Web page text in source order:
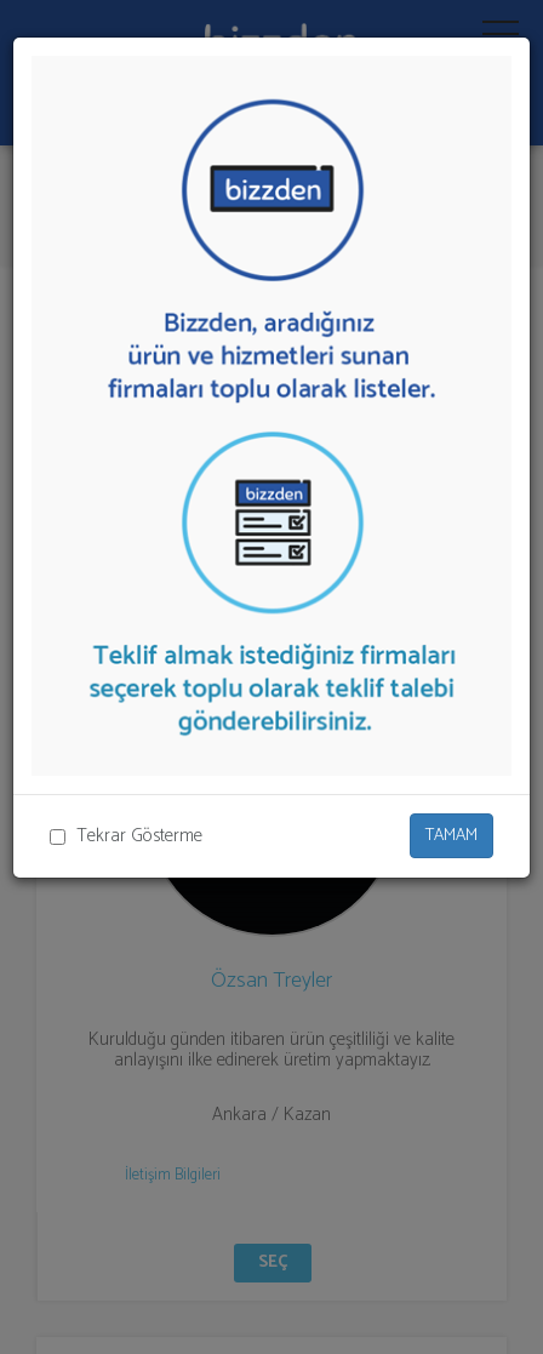
Tekrar Gösterme TAMAM
Ara:
İlk 5 Firmadan Teklif İste
15 sonuç bulundu.
sunan firmalar aşağıda listelenmektedir.
teklifi almak için listeden seçim yapıp ya da "İlk 5
Firmadan Teklif İste" kısmından toplu olarak teklif
talebinizi firmalara aktarabilirsiniz.
Özsan Treyler
Kurulduğu günden itibaren ürün çeşitliliği ve kalite
anlayışını ilke edinerek üretim yapmaktayız.
Ankara / Kazan
İletişim Bilgileri
SEÇ